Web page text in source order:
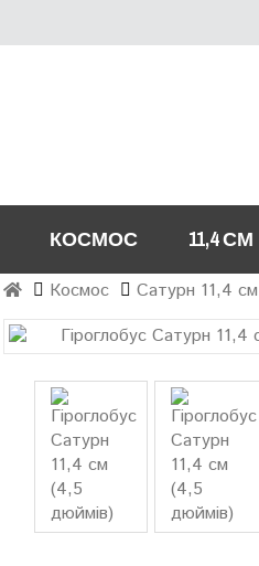
КОСМОС 11,4 СМ
Космос Сатурн 11,4